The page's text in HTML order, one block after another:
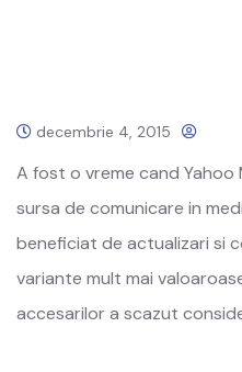
decembrie 4, 2015
A fost o vreme cand Yahoo
sursa de comunicare in
beneficiat de actualizari si
variante mult mai
accesarilor a scazut